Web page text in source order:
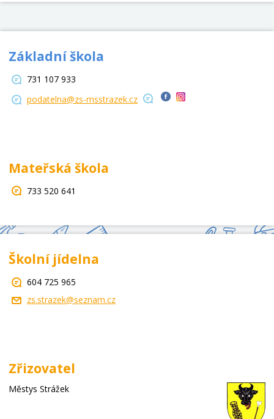
Základní škola
731 107 933
podatelna@zs-msstrazek.cz
Mateřská škola
733 520 641
Školní jídelna
604 725 965
zs.strazek@seznam.cz
Zřizovatel
Městys Strážek